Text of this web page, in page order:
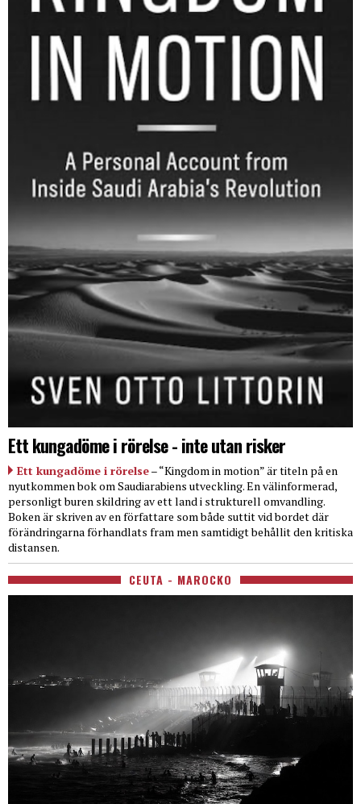
Ett kungadöme i rörelse - inte utan risker
Ett kungadöme i rörelse– “Kingdom in motion” är titeln på en
nyutkommen bok om Saudiarabiens utveckling. En välinformerad,
personligt buren skildring av ett land i strukturell omvandling.
Boken är skriven av en författare som både suttit vid bordet där
förändringarna förhandlats fram men samtidigt behållit den kritiska
distansen.
CEUTA - MAROCKO